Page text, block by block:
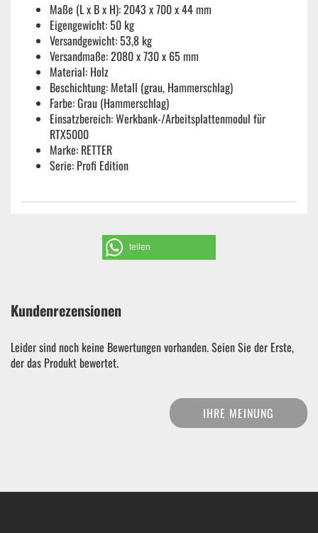
Maße (L x B x H): 2043 x 700 x 44 mm
Eigengewicht: 50 kg
Versandgewicht: 53,8 kg
Versandmaße: 2080 x 730 x 65 mm
Material: Holz
Beschichtung: Metall (grau, Hammerschlag)
Farbe: Grau (Hammerschlag)
Einsatzbereich: Werkbank-/Arbeitsplattenmodul für
RTX5000
Marke: RETTER
Serie: Profi Edition
teilen
Kundenrezensionen
Leider sind noch keine Bewertungen vorhanden. Seien Sie der Erste,
der das Produkt bewertet.
IHRE MEINUNG